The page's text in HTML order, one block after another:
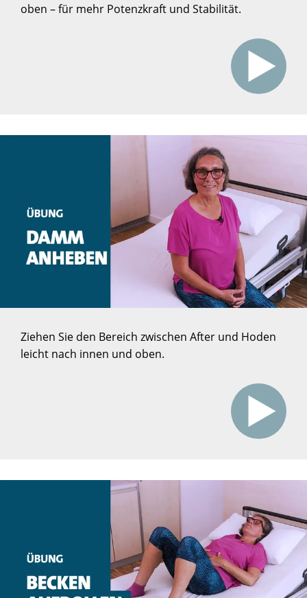
oben – für mehr Potenzkraft und Stabilität.
Ziehen Sie den Bereich zwischen After und Hoden
leicht nach innen und oben.